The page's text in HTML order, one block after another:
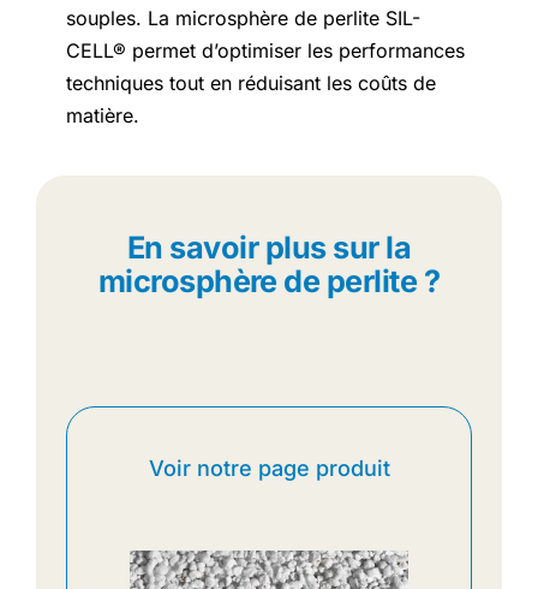
souples. La microsphère de perlite SIL-
CELL® permet d’optimiser les performances
techniques tout en réduisant les coûts de
matière.
En savoir plus sur la
microsphère de perlite ?
Voir notre page produit